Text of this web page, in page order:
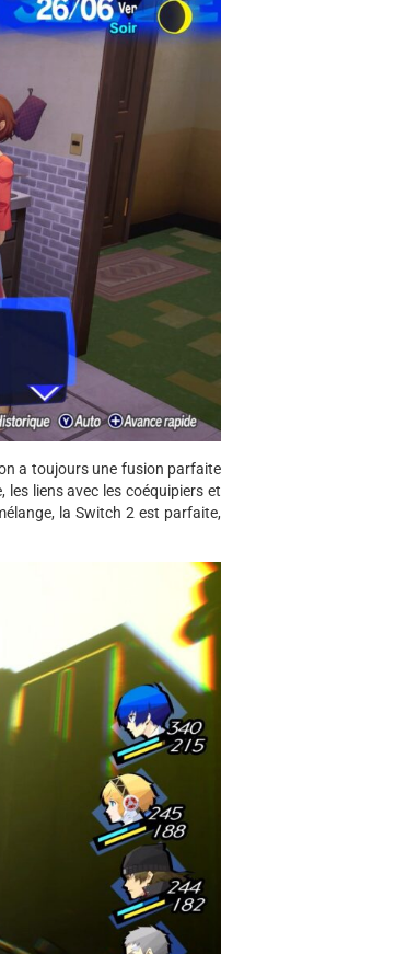
a toujours une fusion parfaite
liens avec les coéquipiers et
la Switch 2 est parfaite,